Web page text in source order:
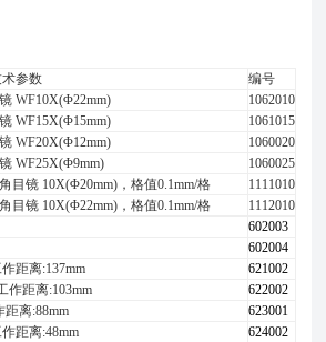
参数 编号
WF10X(Φ22mm)
1062010
WF15X(Φ15mm)
1061015
WF20X(Φ12mm)
1060020
WF25X(Φ9mm)
1060025
目镜 10X(Φ20mm)，格值0.1mm/格
1111010
目镜 10X(Φ22mm)，格值0.1mm/格
1112010
602003
602004
距离:137mm
621002
作距离:103mm
622002
距离:88mm
623001
距离:48mm
624002